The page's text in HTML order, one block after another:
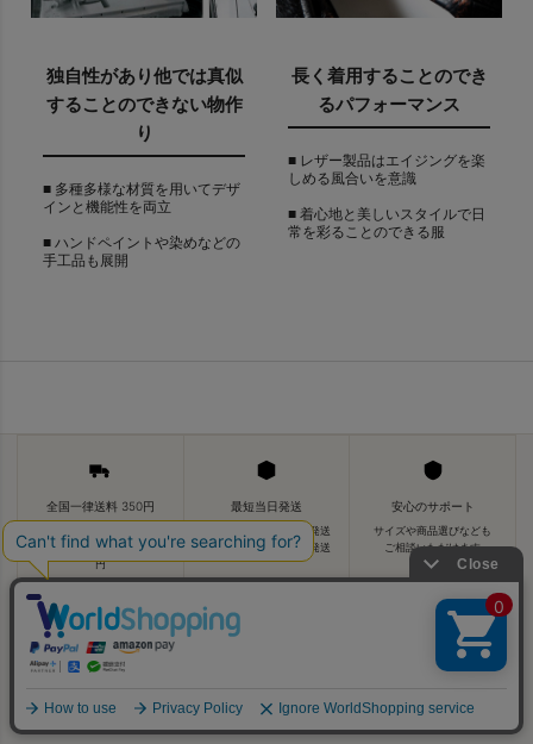
独自性があり他では真似
することのできない物作
り
■ 多種多様な材質を用いてデザ
インと機能性を両立
■ ハンドペイントや染めなどの
手工品も展開
長く着用することのでき
るパフォーマンス
■ レザー製品はエイジングを楽
しめる風合いを意識
■ 着心地と美しいスタイルで日
常を彩ることのできる服
全国一律送料 350円
宅配便発送の商品は送料880
円
最短当日発送
14時迄のご注文で当日発送
取寄せ品は数営業日後発送
安心のサポート
サイズや商品選びなども
ご相談いただけます
ABOUT VDS
バイヤーが本当に良いと思ったものを、
私たちについて →
↑
PAGE TOP